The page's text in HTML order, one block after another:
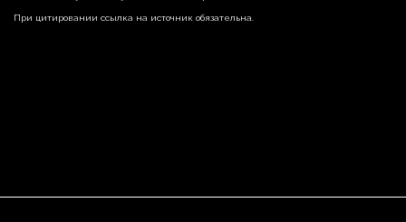
При цитировании ссылка на источник обязательна.